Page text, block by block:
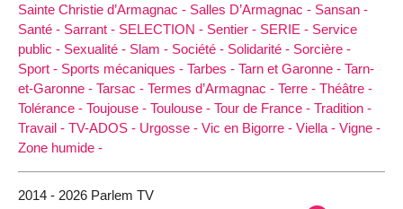
Sainte Christie d’Armagnac - Salles D’Armagnac - Sansan -
Santé - Sarrant - SELECTION - Sentier - SERIE - Service
public - Sexualité - Slam - Société - Solidarité - Sorcière -
Sport - Sports mécaniques - Tarbes - Tarn et Garonne - Tarn-
et-Garonne - Tarsac - Termes d’Armagnac - Terre - Théâtre -
Tolérance - Toujouse - Toulouse - Tour de France - Tradition -
Travail - TV-ADOS - Urgosse - Vic en Bigorre - Viella - Vigne -
Zone humide -
2014 - 2026 Parlem TV